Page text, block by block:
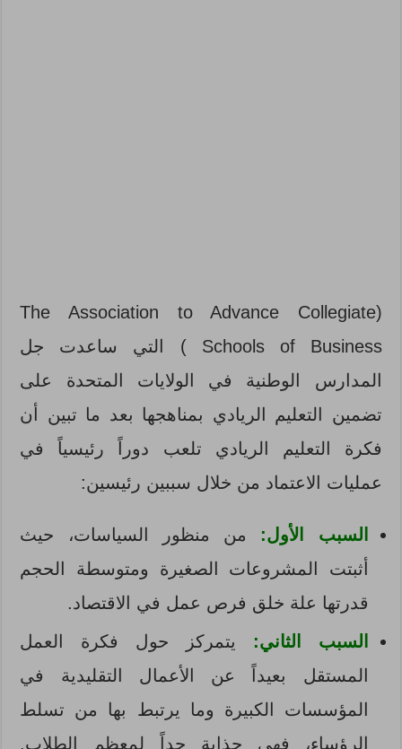
(The Association to Advance Collegiate
Schools of Business ) التي ساعدت جل
المدارس الوطنية في الولايات المتحدة على
تضمين التعليم الريادي بمناهجها بعد ما تبين أن
فكرة التعليم الريادي تلعب دوراً رئيسياً في
عمليات الاعتماد من خلال سببين رئيسين:
السبب الأول: من منظور السياسات، حيث
أثبتت المشروعات الصغيرة ومتوسطة الحجم
قدرتها علة خلق فرص عمل في الاقتصاد.
السبب الثاني: يتمركز حول فكرة العمل
المستقل بعيداً عن الأعمال التقليدية في
المؤسسات الكبيرة وما يرتبط بها من تسلط
الرؤساء، فهي جذابة جداً لمعظم الطلاب.